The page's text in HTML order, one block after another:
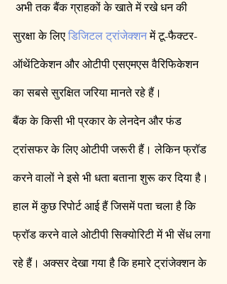
सुरक्षा के लिए डिजिटल ट्रांजेक्शन में टू-फैक्टर-
ऑथेंटिकेशन और ओटीपी एसएमएस वैरिफिकेशन
का सबसे सुरक्षित जरिया मानते रहे हैं।
बैंक के किसी भी प्रकार के लेनदेन और फंड
ट्रांसफर के लिए ओटीपी जरूरी हैं। लेकिन फ्रॉड
करने वालों ने इसे भी धता बताना शुरू कर दिया है।
हाल में कुछ रिपोर्ट आई हैं जिसमें पता चला है कि
फ्रॉड करने वाले ओटीपी सिक्योरिटी में भी सेंध लगा
रहे हैं। अक्सर देखा गया है कि हमारे ट्रांजेक्शन के